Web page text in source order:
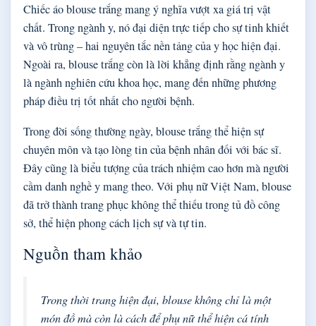
Chiếc áo blouse trắng mang ý nghĩa vượt xa giá trị vật
chất. Trong ngành y, nó đại diện trực tiếp cho sự tinh khiết
và vô trùng – hai nguyên tắc nền tảng của y học hiện đại.
Ngoài ra, blouse trắng còn là lời khẳng định rằng ngành y
là ngành nghiên cứu khoa học, mang đến những phương
pháp điều trị tốt nhất cho người bệnh.
Trong đời sống thường ngày, blouse trắng thể hiện sự
chuyên môn và tạo lòng tin của bệnh nhân đối với bác sĩ.
Đây cũng là biểu tượng của trách nhiệm cao hơn mà người
cầm danh nghề y mang theo. Với phụ nữ Việt Nam, blouse
đã trở thành trang phục không thể thiếu trong tủ đồ công
sở, thể hiện phong cách lịch sự và tự tin.
Nguồn tham khảo
Trong thời trang hiện đại, blouse không chỉ là một
món đồ mà còn là cách để phụ nữ thể hiện cá tính